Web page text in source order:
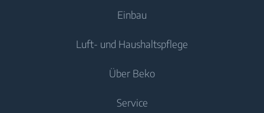
Gefriergeräte
Kühl-/Gefrierkombinationen
Freistehende Waschmaschinen
Waschtrockner
Einbau
Luft- und Haushaltspflege
Klimageräte
Über Beko
Service